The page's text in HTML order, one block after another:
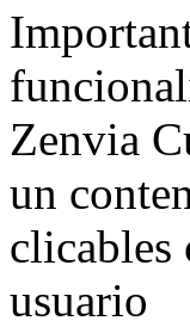
Zenvia
un
clicables
usuario